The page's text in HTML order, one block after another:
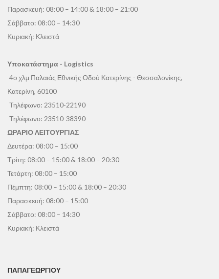
Παρασκευή: 08:00 – 14:00 & 18:00 – 21:00
Σάββατο: 08:00 – 14:30
Κυριακή: Κλειστά
Υποκατάστημα - Logistics
4ο χλμ Παλαιάς Εθνικής Οδού Κατερίνης - Θεσσαλονίκης,
Κατερίνη, 60100
Τηλέφωνο: 23510-22190
Τηλέφωνο: 23510-38390
ΩΡΑΡΙΟ ΛΕΙΤΟΥΡΓΙΑΣ
Δευτέρα: 08:00 – 15:00
Τρίτη: 08:00 – 15:00 & 18:00 – 20:30
Τετάρτη: 08:00 – 15:00
Πέμπτη: 08:00 – 15:00 & 18:00 – 20:30
Παρασκευή: 08:00 – 15:00
Σάββατο: 08:00 – 14:30
Κυριακή: Κλειστά
ΠΑΠΑΓΕΩΡΓΊΟΥ